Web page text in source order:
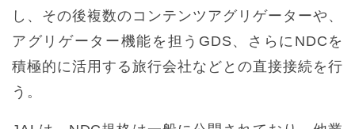
し、その後複数のコンテンツアグリゲーターや、
アグリゲーター機能を担うGDS、さらにNDCを
積極的に活用する旅行会社などとの直接接続を行
う。